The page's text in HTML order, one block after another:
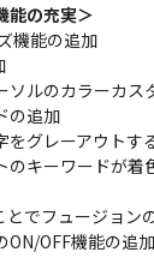
能の充実＞
機能の追加
ソルのカラーカス
の追加
をグレーアウトす
のキーワードが着
とでフュージョン
ON/OFF機能の追加